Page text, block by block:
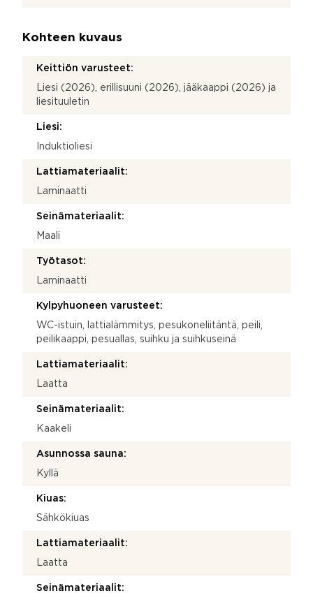
Kohteen kuvaus
Keittiön varusteet:
Liesi (2026), erillisuuni (2026), jääkaappi (2026) ja
liesituuletin
Liesi:
Induktioliesi
Lattiamateriaalit:
Laminaatti
Seinämateriaalit:
Maali
Työtasot:
Laminaatti
Kylpyhuoneen varusteet:
WC-istuin, lattialämmitys, pesukoneliitäntä, peili,
peilikaappi, pesuallas, suihku ja suihkuseinä
Lattiamateriaalit:
Laatta
Seinämateriaalit:
Kaakeli
Asunnossa sauna:
Kyllä
Kiuas:
Sähkökiuas
Lattiamateriaalit:
Laatta
Seinämateriaalit: